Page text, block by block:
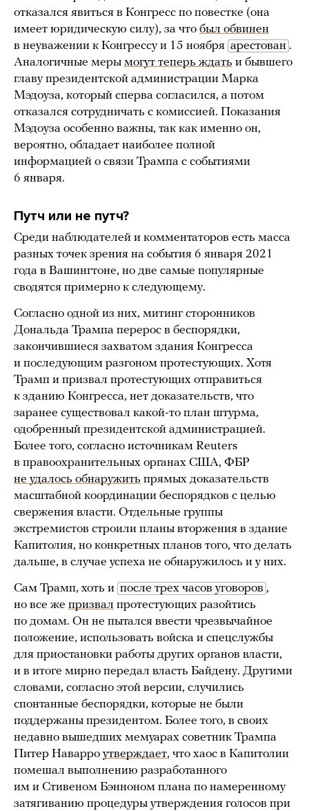
отказался явиться в Конгресс по повестке (она
имеет юридическую силу), за что был обвинен
в неуважении к Конгрессу и 15 ноября арестован .
Аналогичные меры могут теперь ждать и бывшего
главу президентской администрации Марка
Мэдоуза, который сперва согласился, а потом
отказался сотрудничать с комиссией. Показания
Мэдоуза особенно важны, так как именно он,
вероятно, обладает наиболее полной
информацией о связи Трампа с событиями
6 января.
Путч или не путч?
Среди наблюдателей и комментаторов есть масса
разных точек зрения на события 6 января 2021
года в Вашингтоне, но две самые популярные
сводятся примерно к следующему.
Согласно одной из них, митинг сторонников
Дональда Трампа перерос в беспорядки,
закончившиеся захватом здания Конгресса
и последующим разгоном протестующих. Хотя
Трамп и призвал протестующих отправиться
к зданию Конгресса, нет доказательств, что
заранее существовал какой-то план штурма,
одобренный президентской администрацией.
Более того, согласно источникам Reuters
в правоохранительных органах США, ФБР
не удалось обнаружить прямых доказательств
масштабной координации беспорядков с целью
свержения власти. Отдельные группы
экстремистов строили планы вторжения в здание
Капитолия, но конкретных планов того, что делать
дальше, в случае успеха не обнаружилось и у них.
Сам Трамп, хоть и после трех часов уговоров ,
но все же призвал протестующих разойтись
по домам. Он не пытался ввести чрезвычайное
положение, использовать войска и спецслужбы
для приостановки работы других органов власти,
и в итоге мирно передал власть Байдену. Другими
словами, согласно этой версии, случились
спонтанные беспорядки, которые не были
поддержаны президентом. Более того, в своих
недавно вышедших мемуарах советник Трампа
Питер Наварро утверждает, что хаос в Капитолии
помешал выполнению разработанного
им и Стивеном Бэнноном плана по намеренному
затягиванию процедуры утверждения голосов при